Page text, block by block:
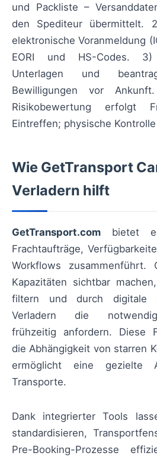
und Packliste –
den Spediteur übermittelt.
elektronische Voranmeldung
EORI und HS-Codes.
Unterlagen und
Bewilligungen vor
Risikobewertung erfolgt
Eintreffen; physische
Wie GetTransport
Verladern hilft
GetTransport.com bietet
Frachtaufträge,
Workflows zusammenführt.
Kapazitäten sichtbar
filtern und durch digitale
Verladern die
frühzeitig anfordern. Diese
die Abhängigkeit von starren
ermöglicht eine gezielte
Transporte.
Dank integrierter Tools
standardisieren,
Pre-Booking-Prozesse